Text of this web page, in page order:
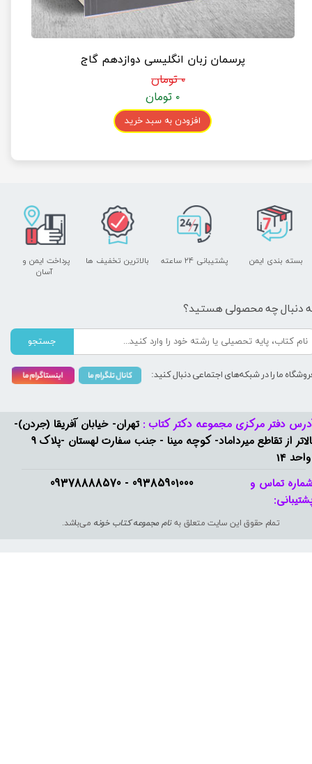
پرسمان زبان انگلیسی دوازدهم گاج
۰ تومان
۰ تومان
افزودن به سبد خرید
09385901000 - 09378888570​​​​​​​
دفتر مرکزی مجموعه دکتر کتاب : تهران- خیابان آفریقا (جردن)-
بالاتر از تقاطع میرداماد- کوچه مینا - جنب سفارت لهستان -پلاک 9
14
تمام حقوق این سایت متعلق بهنام مجموعه کتاب خونه می‌باشد.
تماس و
پشتیبانی ۲۴ ساعته
پرداخت ایمن و ​​​​​​​
آسان
بسته بندی ایمن بالاترین تخفیف ها
دنبال چه محصولی هستید؟
جستجو
ما را در شبکه‌های اجتماعی دنبال کنید: